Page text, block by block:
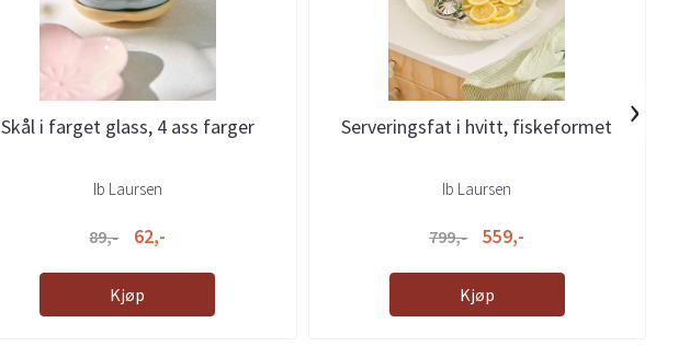
Skål i farget glass, 4 ass farger
Ib Laursen
89,- 62,-
Kjøp
Serveringsfat i hvitt, fiskeformet
Ib Laursen
799,- 559,-
Kjøp
›